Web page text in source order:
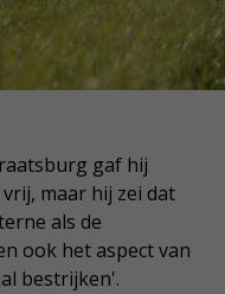
gaf hij
maar hij zei dat
als de
ook het aspect van
bestrijken'.